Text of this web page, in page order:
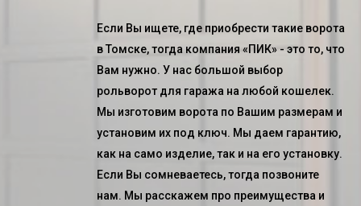
Если Вы ищете, где приобрести такие ворота
в Томске, тогда компания «ПИК» - это то, что
Вам нужно. У нас большой выбор
рольворот для гаража на любой кошелек.
Мы изготовим ворота по Вашим размерам и
установим их под ключ. Мы даем гарантию,
как на само изделие, так и на его установку.
Если Вы сомневаетесь, тогда позвоните
нам. Мы расскажем про преимущества и